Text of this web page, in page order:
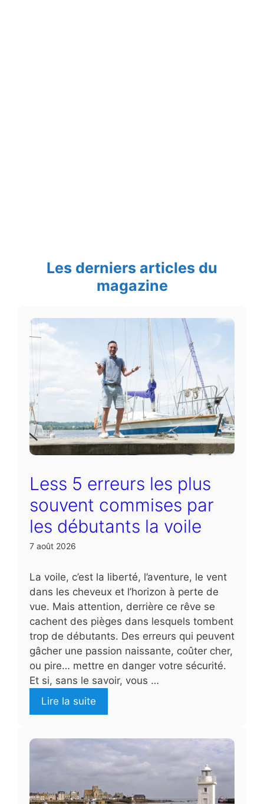
Les derniers articles du
magazine
Less 5 erreurs les plus
souvent commises par
les débutants la voile
7 août 2026
La voile, c’est la liberté, l’aventure, le vent
dans les cheveux et l’horizon à perte de
vue. Mais attention, derrière ce rêve se
cachent des pièges dans lesquels tombent
trop de débutants. Des erreurs qui peuvent
gâcher une passion naissante, coûter cher,
ou pire… mettre en danger votre sécurité.
Et si, sans le savoir, vous …
Lire la suite